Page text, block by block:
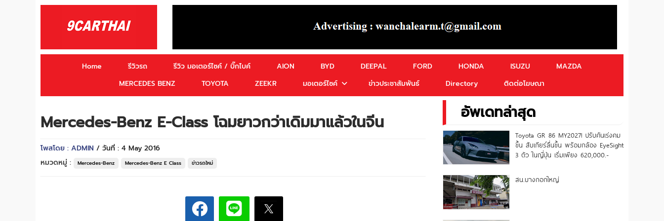
Home รีวิวรถ รีวิว มอเตอร์ไซค์ / บิ๊กไบค์ AION BYD DEEPAL FORD HONDA ISUZU
MAZDA
MERCEDES BENZ
TOYOTA ZEEKR มอเตอร์ไซค์ ข่าวประชาสัมพันธ์ Directory ติดต่อโฆษณา
Mercedes-Benz E-Class โฉมยาวกว่าเดิมมาแล้วในจีน
โพสโดย : ADMIN / วันที่ : 4 May 2016
หมวดหมู่ :
Mercedes-Benz Mercedes-Benz E Class ข่าวรถใหม่
อัพเดทล่าสุด
Toyota GR 86 MY2027! ปรับคันเร่งคม
ขึ้น สับเกียร์ลื่นขึ้น พร้อมกล้อง EyeSight
3 ตัว ในญี่ปุ่น เริ่มเพียง 620,000.-
สน.บางกอกใหญ่